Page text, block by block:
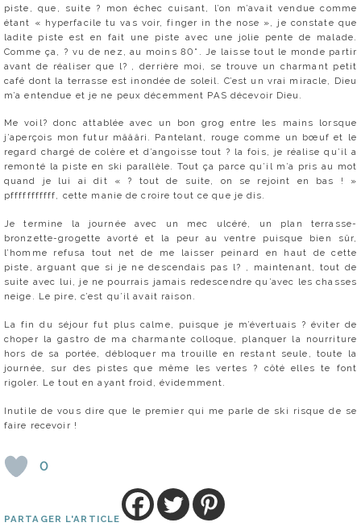
piste, que, suite ? mon échec cuisant, l’on m’avait vendue comme
étant « hyperfacile tu vas voir, finger in the nose », je constate que
ladite piste est en fait une piste avec une jolie pente de malade.
Comme ça, ? vu de nez, au moins 80°. Je laisse tout le monde partir
avant de réaliser que l? , derrière moi, se trouve un charmant petit
café dont la terrasse est inondée de soleil. C’est un vrai miracle, Dieu
m’a entendue et je ne peux décemment PAS décevoir Dieu.
Me voil? donc attablée avec un bon grog entre les mains lorsque
j’aperçois mon futur mâââri. Pantelant, rouge comme un bœuf et le
regard chargé de colère et d’angoisse tout ? la fois, je réalise qu’il a
remonté la piste en ski parallèle. Tout ça parce qu’il m’a pris au mot
quand je lui ai dit « ? tout de suite, on se rejoint en bas ! »
pfffffffffff, cette manie de croire tout ce que je dis.
Je termine la journée avec un mec ulcéré, un plan terrasse-
bronzette-grogette avorté et la peur au ventre puisque bien sûr,
l’homme refusa tout net de me laisser peinard en haut de cette
piste, arguant que si je ne descendais pas l? , maintenant, tout de
suite avec lui, je ne pourrais jamais redescendre qu’avec les chasses
neige. Le pire, c’est qu’il avait raison.
La fin du séjour fut plus calme, puisque je m’évertuais ? éviter de
choper la gastro de ma charmante colloque, planquer la nourriture
hors de sa portée, débloquer ma trouille en restant seule, toute la
journée, sur des pistes que même les vertes ? côté elles te font
rigoler. Le tout en ayant froid, évidemment.
Inutile de vous dire que le premier qui me parle de ski risque de se
faire recevoir !
0
PARTAGER L'ARTICLE